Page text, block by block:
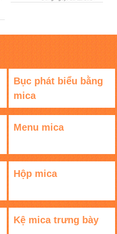
Bục phát biểu bằng
mica
Menu mica
Hộp mica
Kệ mica trưng bày